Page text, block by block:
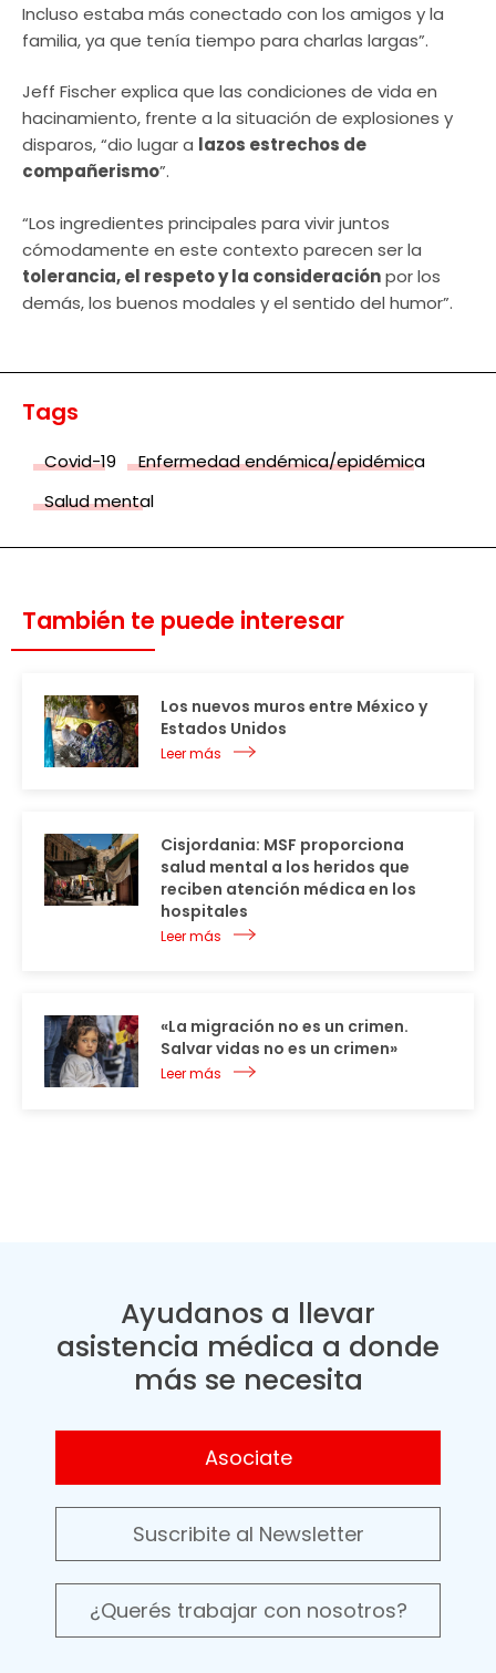
Incluso estaba más conectado con los amigos y la
familia, ya que tenía tiempo para charlas largas”.
Jeff Fischer explica que las condiciones de vida en
hacinamiento, frente a la situación de explosiones y
disparos, “dio lugar a lazos estrechos de
compañerismo”.
“Los ingredientes principales para vivir juntos
cómodamente en este contexto parecen ser la
tolerancia, el respeto y la consideraciónpor los
demás, los buenos modales y el sentido del humor”.
Tags
Covid-19
Enfermedad endémica/epidémica
Salud mental
También te puede interesar
Los nuevos muros entre México y
Estados Unidos
Leer más
Cisjordania: MSF proporciona
salud mental a los heridos que
reciben atención médica en los
hospitales
Leer más
«La migración no es un crimen.
Salvar vidas no es un crimen»
Leer más
Ayudanos a llevar
asistencia médica a donde
más se necesita
Asociate
Suscribite al Newsletter
¿Querés trabajar con nosotros?